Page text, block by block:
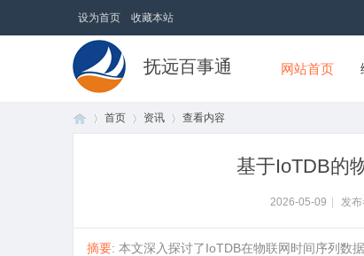
设为首页 收藏本站
抚远百事通 网站首页
首页 资讯 查看内容
基于IoTDB的
2026-05-09 发布
摘要: 本文深入探讨了IoTDB在物联网时间序列数